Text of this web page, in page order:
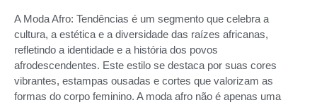
A Moda Afro: Tendências é um segmento que celebra a
cultura, a estética e a diversidade das raízes africanas,
refletindo a identidade e a história dos povos
afrodescendentes. Este estilo se destaca por suas cores
vibrantes, estampas ousadas e cortes que valorizam as
formas do corpo feminino. A moda afro não é apenas uma